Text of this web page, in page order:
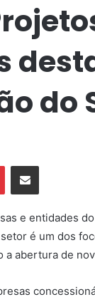
do
e entidades
setor é um dos
abertura de